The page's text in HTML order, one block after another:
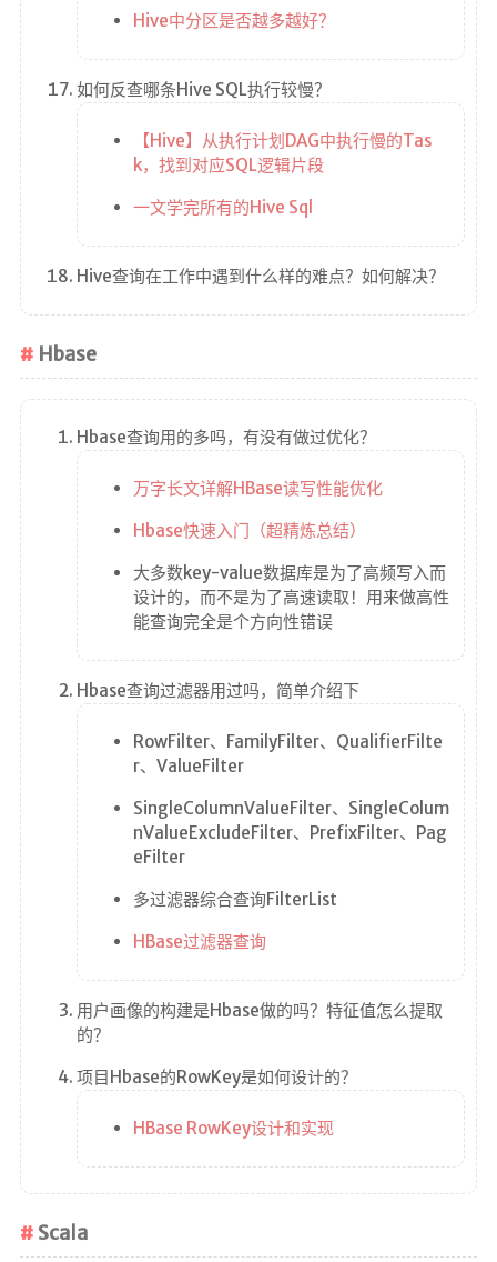
Hive中分区是否越多越好？
如何反查哪条Hive SQL执行较慢？
【Hive】从执行计划DAG中执行慢的Tas
k，找到对应SQL逻辑片段
一文学完所有的Hive Sql
Hive查询在工作中遇到什么样的难点？如何解决？
Hbase
Hbase查询用的多吗，有没有做过优化？
万字长文详解HBase读写性能优化
Hbase快速入门（超精炼总结）
大多数key-value数据库是为了高频写入而
设计的，而不是为了高速读取！用来做高性
能查询完全是个方向性错误
Hbase查询过滤器用过吗，简单介绍下
RowFilter、FamilyFilter、QualifierFilte
r、ValueFilter
SingleColumnValueFilter、SingleColum
nValueExcludeFilter、PrefixFilter、Pag
eFilter
多过滤器综合查询FilterList
HBase过滤器查询
用户画像的构建是Hbase做的吗？特征值怎么提取
的？
项目Hbase的RowKey是如何设计的？
HBase RowKey设计和实现
Scala